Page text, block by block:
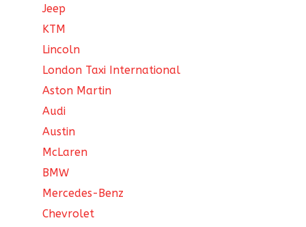
Jeep
KTM
Lincoln
London Taxi International
Aston Martin
Audi
Austin
McLaren
BMW
Mercedes-Benz
Chevrolet